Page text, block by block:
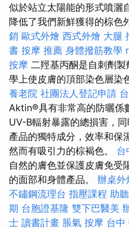
似於站立太陽能的形式噴灑
降低了我們新鮮獲得的棕色
銷 歐式外燴 西式外燴 大腿
書 按摩 推薦 身體撥筋教學
按摩 二羥基丙酮是自刺劑
學上使皮膚的頂部染色層染
養老院 社團法人登記申請
Aktin®具有非常高的防曬係
UV-B輻射暴露的總損害，
產品的獨特成分，效率和保
然而有吸引力的棕褐色。 台
自然的膚色並保護皮膚免受
的面部和身體產品。 辦桌外
不鏽鋼流理台 指壓課程 助
期 台胞證基隆 雙下巴醫美
士 讀書計畫 脹氣 按摩 台中